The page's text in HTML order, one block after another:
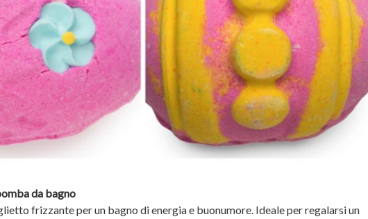
da bagno
frizzante per un bagno di energia e buonumore. Ideale per regalarsi un